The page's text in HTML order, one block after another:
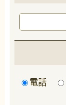
電話